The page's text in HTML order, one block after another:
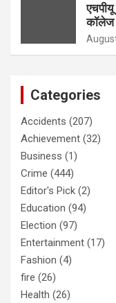
कॉलेज
Categories
Accidents (207)
Achievement (32)
Business (1)
Crime (444)
Editor's Pick (2)
Education (94)
Election (97)
Entertainment (17)
Fashion (4)
fire (26)
Health (26)